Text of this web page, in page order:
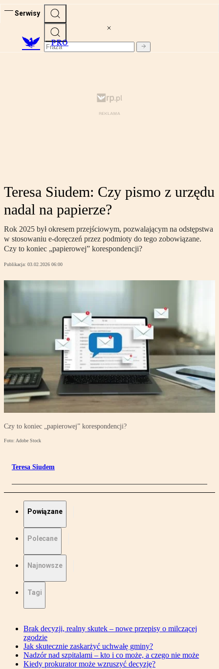
Serwisy
PRO
Teresa Siudem: Czy pismo z urzędu
nadal na papierze?
Rok 2025 był okresem przejściowym, pozwalającym na odstępstwa
w stosowaniu e-doręczeń przez podmioty do tego zobowiązane.
Czy to koniec „papierowej” korespondencji?
Publikacja: 03.02.2026 06:00
Czy to koniec „papierowej” korespondencji?
Foto: Adobe Stock
Teresa Siudem
Powiązane
Polecane
Najnowsze
Tagi
Brak decyzji, realny skutek – nowe przepisy o milczącej
zgodzie
Jak skutecznie zaskarżyć uchwałę gminy?
Nadzór nad szpitalami – kto i co może, a czego nie może
Kiedy prokurator może wzruszyć decyzję?